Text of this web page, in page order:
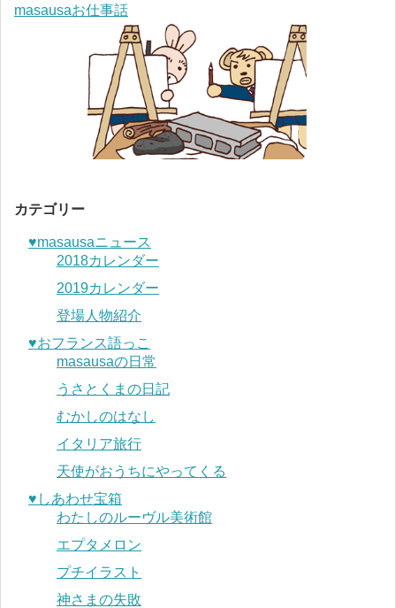
masausaお仕事話
カテゴリー
♥︎masausaニュース
2018カレンダー
2019カレンダー
登場人物紹介
♥︎おフランス語っこ
masausaの日常
うさとくまの日記
むかしのはなし
イタリア旅行
天使がおうちにやってくる
♥︎しあわせ宝箱
わたしのルーヴル美術館
エプタメロン
プチイラスト
神さまの失敗